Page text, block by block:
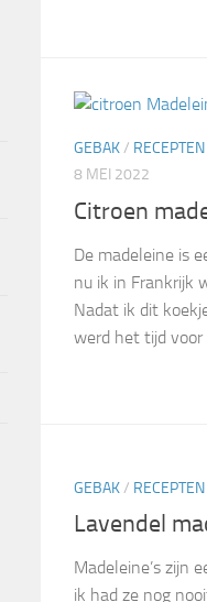
GEBAK/ RECEPTEN
8 MEI 2022
Citroen
De madeleine is
nu ik in Frankrijk
Nadat ik dit
werd het tijd voor
GEBAK/ RECEPTEN
Lavendel
Madeleine’s zijn
ik had ze nog